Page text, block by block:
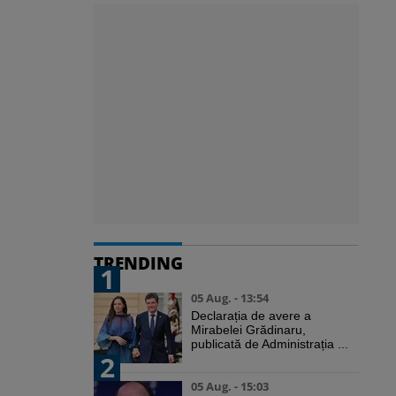
TRENDING
1
05 Aug. - 13:54
Declarația de avere a
Mirabelei Grădinaru,
publicată de Administrația ...
2
05 Aug. - 15:03